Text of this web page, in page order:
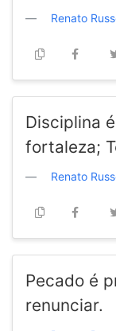
Renato
Disciplina
fortaleza;
Renato
Pecado é
renunciar.